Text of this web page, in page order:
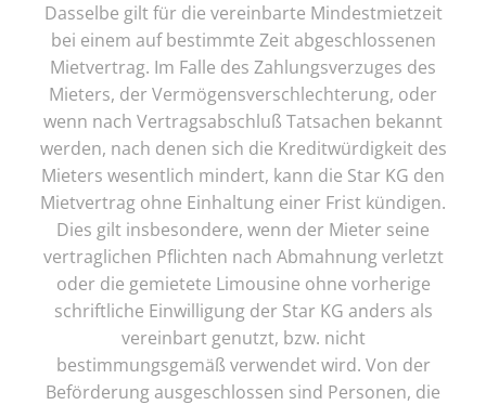
Dasselbe gilt für die vereinbarte Mindestmietzeit
bei einem auf bestimmte Zeit abgeschlossenen
Mietvertrag. Im Falle des Zahlungsverzuges des
Mieters, der Vermögensverschlechterung, oder
wenn nach Vertragsabschluß Tatsachen bekannt
werden, nach denen sich die Kreditwürdigkeit des
Mieters wesentlich mindert, kann die Star KG den
Mietvertrag ohne Einhaltung einer Frist kündigen.
Dies gilt insbesondere, wenn der Mieter seine
vertraglichen Pflichten nach Abmahnung verletzt
oder die gemietete Limousine ohne vorherige
schriftliche Einwilligung der Star KG anders als
vereinbart genutzt, bzw. nicht
bestimmungsgemäß verwendet wird. Von der
Beförderung ausgeschlossen sind Personen, die